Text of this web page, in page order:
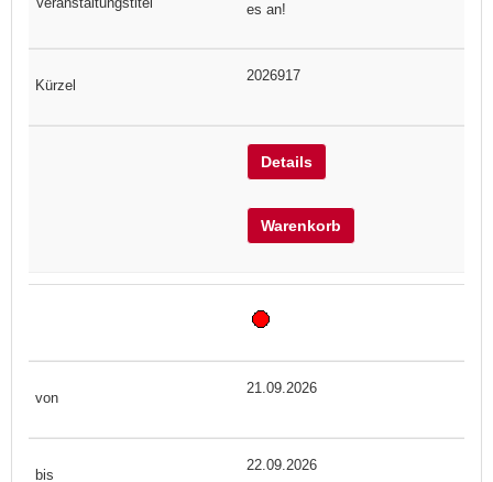
es an!
2026917
Details
Warenkorb
21.09.2026
22.09.2026